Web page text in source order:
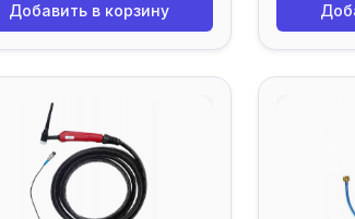
Добавить в корзину